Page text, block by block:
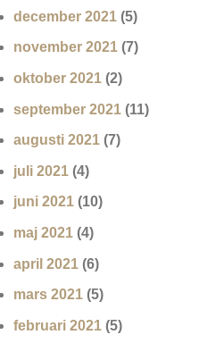
december 2021 (5)
november 2021 (7)
oktober 2021 (2)
september 2021 (11)
augusti 2021 (7)
juli 2021 (4)
juni 2021 (10)
maj 2021 (4)
april 2021 (6)
mars 2021 (5)
februari 2021 (5)